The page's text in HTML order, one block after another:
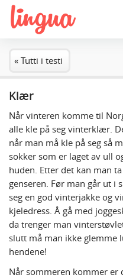
« Tutti i testi
Klær
Når vinteren komme til
alle kle på seg vinterklær.
når man må kle på seg så
sokker som er laget av ull
huden. Etter det kan man
genseren. Før man går ut i
seg en god vinterjakke og
kjeledress. Å gå med
da trenger man
slutt må man ikke glemme
hendene!
Når sommeren kommer er